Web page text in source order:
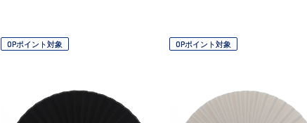
OPポイント対象 OPポイント対象